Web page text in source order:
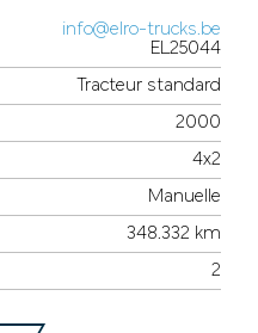
info@elro-trucks.be
EL25044
Tracteur standard
2000
4x2
Manuelle
348.332 km
2